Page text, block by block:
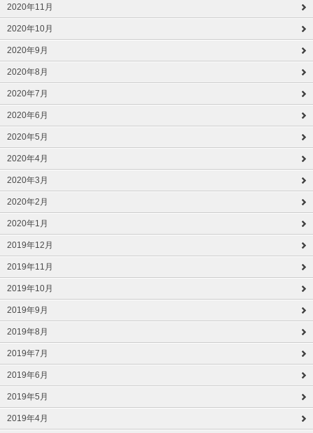
2020年11月
2020年10月
2020年9月
2020年8月
2020年7月
2020年6月
2020年5月
2020年4月
2020年3月
2020年2月
2020年1月
2019年12月
2019年11月
2019年10月
2019年9月
2019年8月
2019年7月
2019年6月
2019年5月
2019年4月